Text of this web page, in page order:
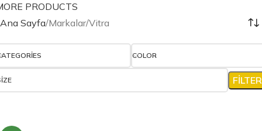
PRODUCTS
Ana Sayfa Markalar Vitra
COLOR
FILTER